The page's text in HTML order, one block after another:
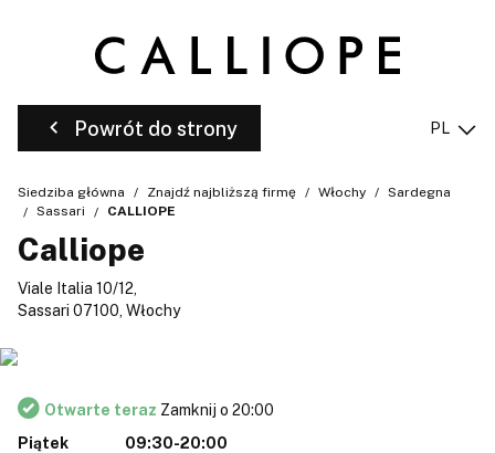
Powrót do strony PL
Siedziba główna Znajdź najbliższą firmę Włochy
Sardegna
Sassari
CALLIOPE
Calliope
Viale Italia 10/12,
Sassari 07100, Włochy
Otwarte teraz Zamknij o 20:00
Piątek
09:30-20:00